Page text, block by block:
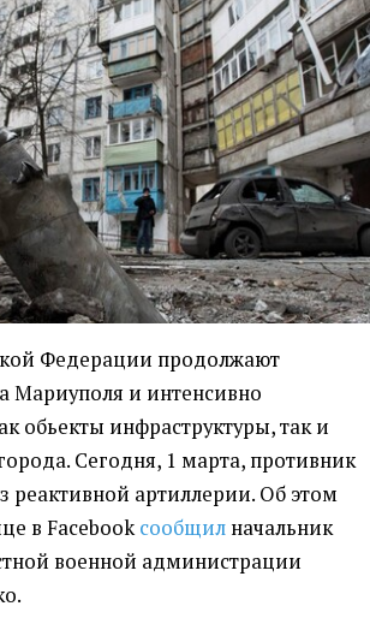
Федерации продолжают
Мариуполя и интенсивно
обьекты инфраструктуры, так и
Сегодня, 1 марта, противник
реактивной артиллерии. Об этом
в Facebookсообщил начальник
военной администрации